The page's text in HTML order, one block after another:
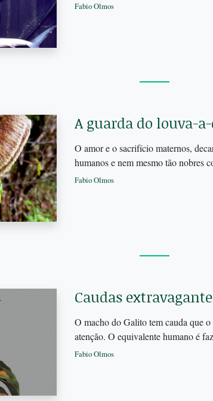
Fabio Olmos
A guarda do louva-
O amor e o sacrifício maternos,
humanos e nem mesmo tão nobres
Fabio Olmos
Caudas
O macho do Galito tem cauda que
atenção. O equivalente humano é
Fabio Olmos